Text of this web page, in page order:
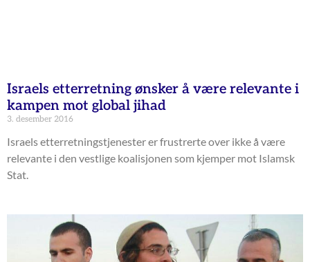
Israels etterretning ønsker å være relevante i
kampen mot global jihad
3. desember 2016
Israels etterretningstjenester er frustrerte over ikke å være
relevante i den vestlige koalisjonen som kjemper mot Islamsk
Stat.